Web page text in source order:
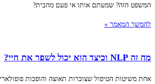
המשפט הזה? שמעתם אותו אי פעם מהבית?
להמשך המאמר »
מה זה NLP וכיצד הוא יכול לשפר את חיי?
אחת משיטות הטיפול שצוברות תאוצה והופכות